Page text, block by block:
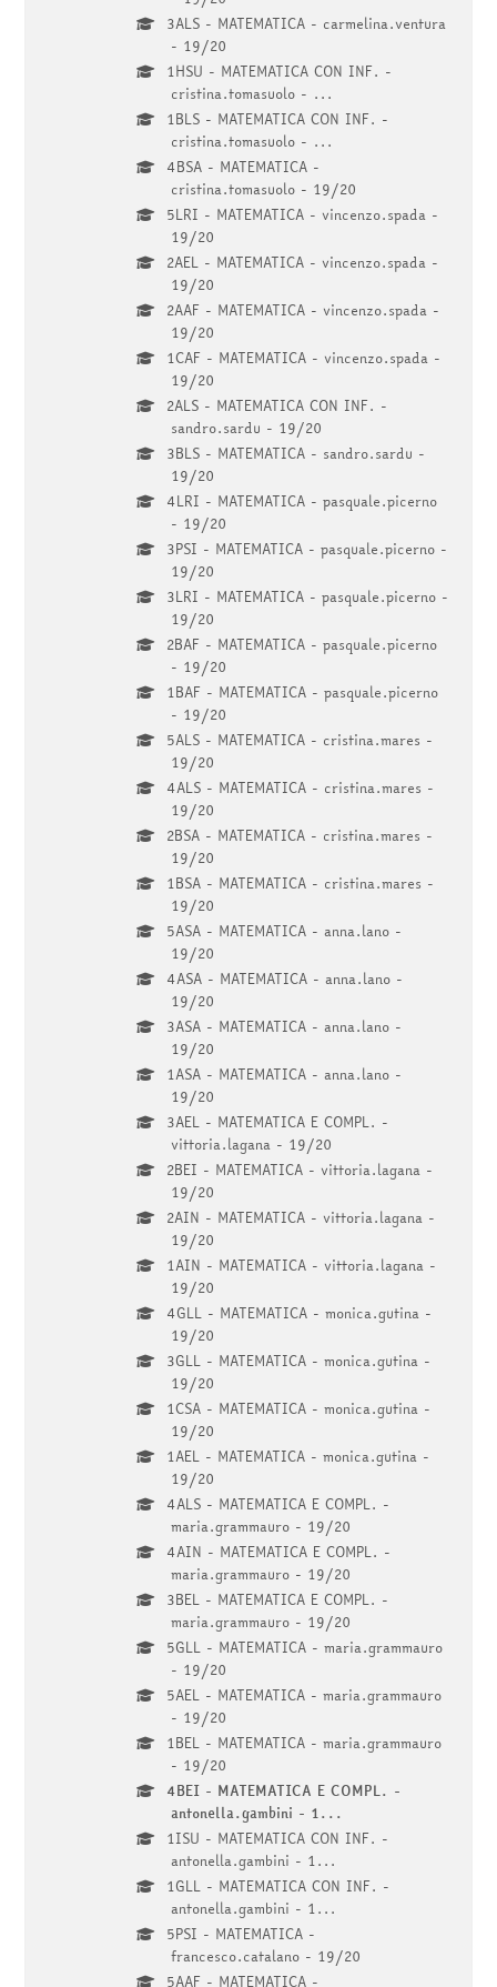
3ALS - MATEMATICA - carmelina.ventura
- 19/20
1HSU - MATEMATICA CON INF. -
cristina.tomasuolo - ...
1BLS - MATEMATICA CON INF. -
cristina.tomasuolo - ...
4BSA - MATEMATICA -
cristina.tomasuolo - 19/20
5LRI - MATEMATICA - vincenzo.spada -
19/20
2AEL - MATEMATICA - vincenzo.spada -
19/20
2AAF - MATEMATICA - vincenzo.spada -
19/20
1CAF - MATEMATICA - vincenzo.spada -
19/20
2ALS - MATEMATICA CON INF. -
sandro.sardu - 19/20
3BLS - MATEMATICA - sandro.sardu -
19/20
4LRI - MATEMATICA - pasquale.picerno
- 19/20
3PSI - MATEMATICA - pasquale.picerno -
19/20
3LRI - MATEMATICA - pasquale.picerno -
19/20
2BAF - MATEMATICA - pasquale.picerno
- 19/20
1BAF - MATEMATICA - pasquale.picerno
- 19/20
5ALS - MATEMATICA - cristina.mares -
19/20
4ALS - MATEMATICA - cristina.mares -
19/20
2BSA - MATEMATICA - cristina.mares -
19/20
1BSA - MATEMATICA - cristina.mares -
19/20
5ASA - MATEMATICA - anna.lano -
19/20
4ASA - MATEMATICA - anna.lano -
19/20
3ASA - MATEMATICA - anna.lano -
19/20
1ASA - MATEMATICA - anna.lano -
19/20
3AEL - MATEMATICA E COMPL. -
vittoria.lagana - 19/20
2BEI - MATEMATICA - vittoria.lagana -
19/20
2AIN - MATEMATICA - vittoria.lagana -
19/20
1AIN - MATEMATICA - vittoria.lagana -
19/20
4GLL - MATEMATICA - monica.gutina -
19/20
3GLL - MATEMATICA - monica.gutina -
19/20
1CSA - MATEMATICA - monica.gutina -
19/20
1AEL - MATEMATICA - monica.gutina -
19/20
4ALS - MATEMATICA E COMPL. -
maria.grammauro - 19/20
4AIN - MATEMATICA E COMPL. -
maria.grammauro - 19/20
3BEL - MATEMATICA E COMPL. -
maria.grammauro - 19/20
5GLL - MATEMATICA - maria.grammauro
- 19/20
5AEL - MATEMATICA - maria.grammauro
- 19/20
1BEL - MATEMATICA - maria.grammauro
- 19/20
4BEI - MATEMATICA E COMPL. -
antonella.gambini - 1...
1ISU - MATEMATICA CON INF. -
antonella.gambini - 1...
1GLL - MATEMATICA CON INF. -
antonella.gambini - 1...
5PSI - MATEMATICA -
francesco.catalano - 19/20
5AAF - MATEMATICA -